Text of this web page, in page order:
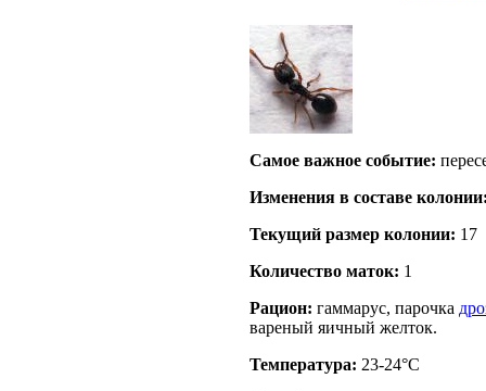
Самое важное событие:
Изменения в составе
Текущий размер кoлонии: 17
Количество маток: 1
Рацион: гаммарус, парочка
вареный яичный желток.
Температура: 23-24°C